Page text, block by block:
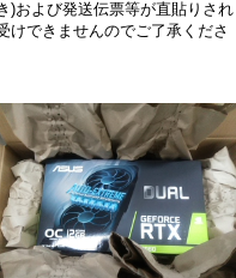
)および発送伝票等が直貼りされ
けできませんのでご了承くださ